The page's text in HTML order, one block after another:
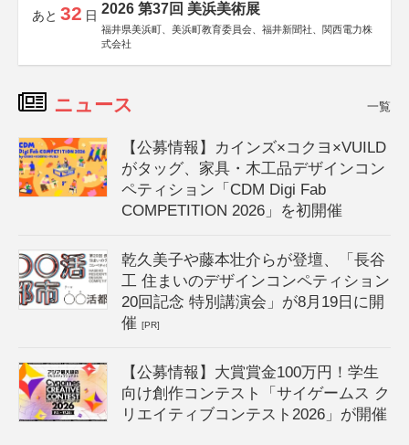
あと 32 日 2026 第37回 美浜美術展
福井県美浜町、美浜町教育委員会、福井新聞社、関西電力株
式会社
ニュース 一覧
【公募情報】カインズ×コクヨ×VUILD
がタッグ、家具・木工品デザインコン
ペティション「CDM Digi Fab
COMPETITION 2026」を初開催
乾久美子や藤本壮介らが登壇、「長谷
工 住まいのデザインコンペティション
20回記念 特別講演会」が8月19日に開
催[PR]
【公募情報】大賞賞金100万円！学生
向け創作コンテスト「サイゲームス ク
リエイティブコンテスト2026」が開催